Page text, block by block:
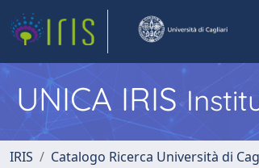
UNICA IRIS
IRIS Catalogo Ricerca Università di